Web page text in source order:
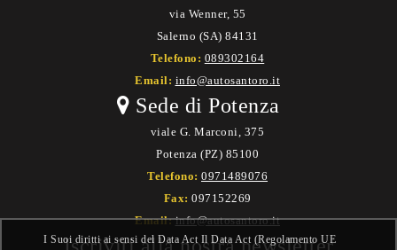
via Wenner, 55
Salerno (SA) 84131
Telefono: 089302164
Email: info@autosantoro.it
Sede di Potenza
viale G. Marconi, 375
Potenza (PZ) 85100
Telefono: 0971489076
Fax: 097152269
Email:info@autosantoro.it
I Suoi diritti ai sensi del Data Act Il Data Act (Regolamento UE